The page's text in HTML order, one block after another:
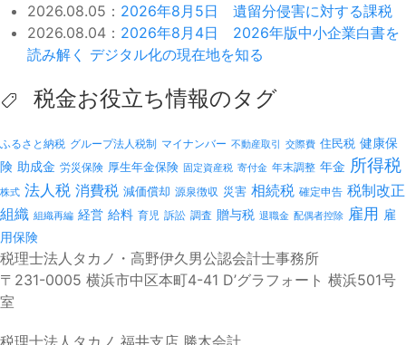
2026.08.05： 2026年8月5日 遺留分侵害に対する課税
2026.08.04： 2026年8月4日 2026年版中小企業白書を
読み解く デジタル化の現在地を知る
税金お役立ち情報のタグ
ふるさと納税 グループ法人税制 マイナンバー 不動産取引 交際費 住民税 健康保
険 助成金 労災保険 厚生年金保険 固定資産税 寄付金 年末調整 年金 所得税
株式 法人税 消費税 減価償却 源泉徴収 災害 相続税 確定申告 税制改正
組織 組織再編 経営 給料 育児 訴訟 調査 贈与税 退職金 配偶者控除 雇用 雇
用保険
税理士法人タカノ・高野伊久男公認会計士事務所
〒231-0005 横浜市中区本町4-41 D’グラフォート 横浜501号
室